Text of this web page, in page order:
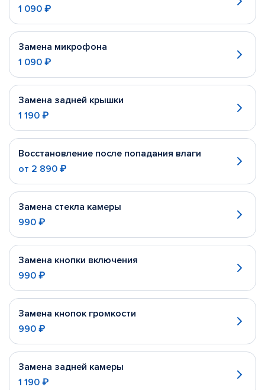
1 090 ₽
Замена микрофона
1 090 ₽
Замена задней крышки
1 190 ₽
Восстановление после попадания влаги
от 2 890 ₽
Замена стекла камеры
990 ₽
Замена кнопки включения
990 ₽
Замена кнопок громкости
990 ₽
Замена задней камеры
1 190 ₽